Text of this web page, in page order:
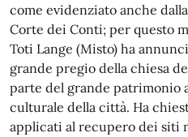
come evidenziato anche
Corte dei Conti; per questo
Toti Lange (Misto) ha
grande pregio della chiesa
parte del grande patrimonio
culturale della città. Ha
applicati al recupero dei siti